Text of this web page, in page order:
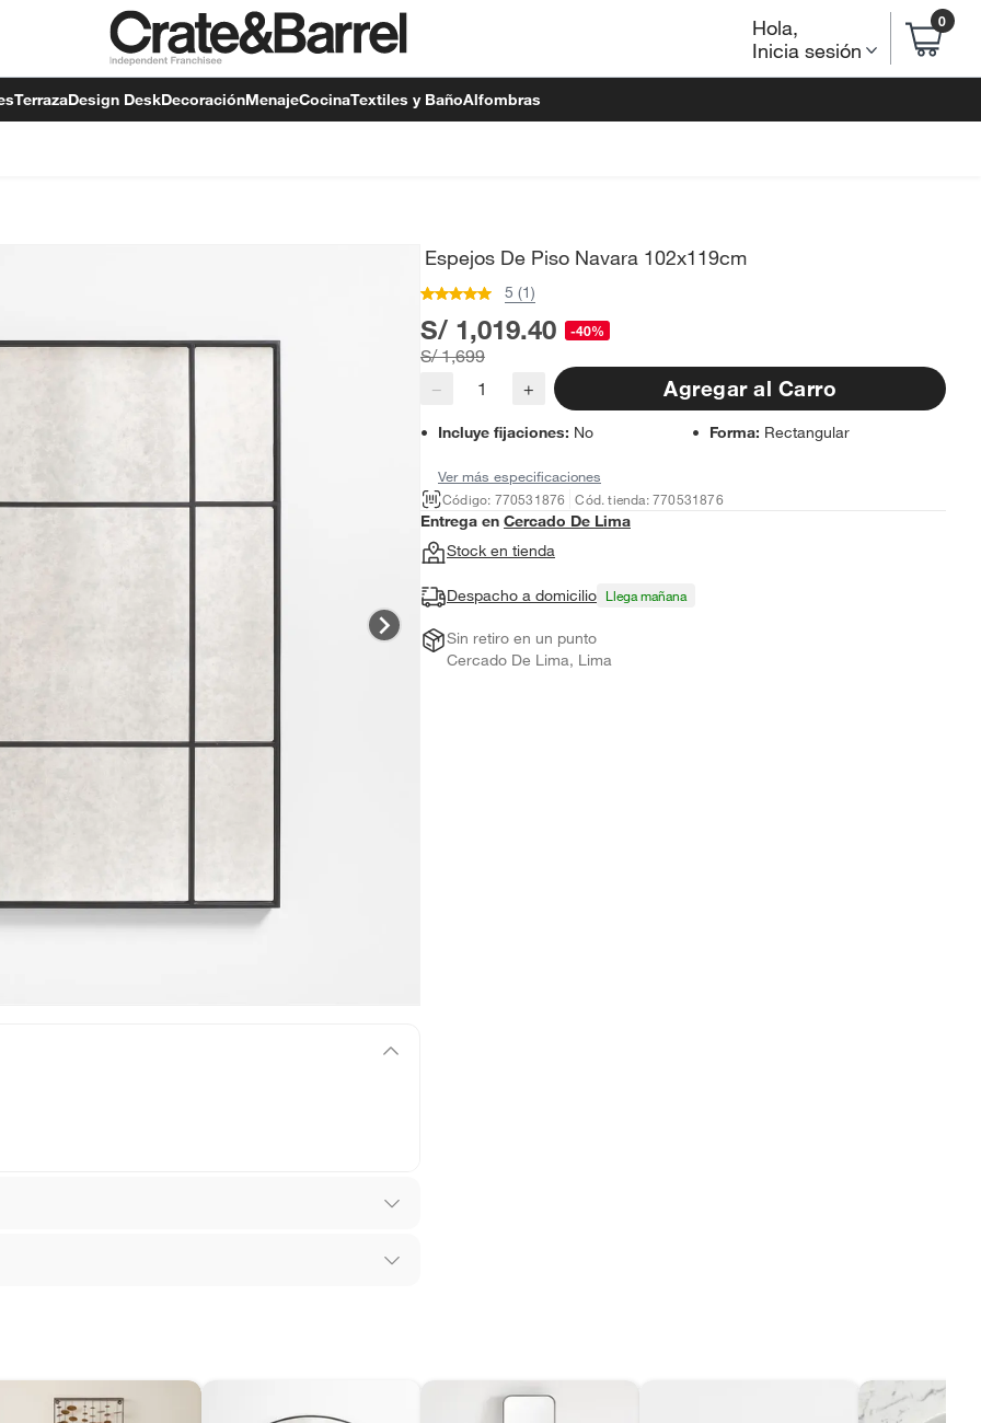
Hola,
Inicia sesión
0
TerrazaDesign DeskDecoraciónMenajeCocinaTextiles y BañoAlfombras
diferentes, otras con restricciones y algunas
tienen:
Espejos De Piso Navara 102x119cm
5 (1)
S/ 1,019.40 -40%
S/ 1,699
−
+ Agregar al Carro
Incluye fijaciones: No Forma: Rectangular
Ver más especificaciones
Código: 770531876
Cód. tienda: 770531876
Entrega en Cercado De Lima
Stock en tienda
Despacho a domicilio Llega mañana
Sin retiro en un punto
Cercado De Lima, Lima